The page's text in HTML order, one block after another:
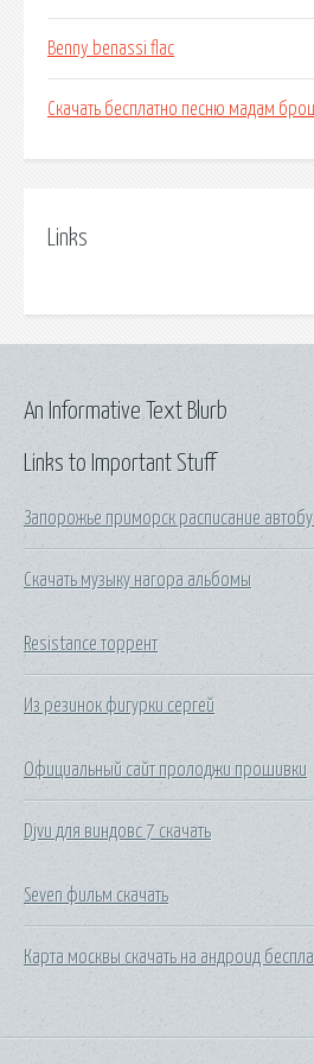
Benny benassi flac
Скачать бесплатно песню мадам
Links
Links to Important Stuff
Запорожье приморск расписание
Скачать музыку нагора альбомы
Resistance торрент
Из резинок фигурки сергей
Официальный сайт пролоджи прошивки
Djvu для виндовс 7 скачать
Seven фильм скачать
Карта москвы скачать на андроид
An Informative Text Blurb